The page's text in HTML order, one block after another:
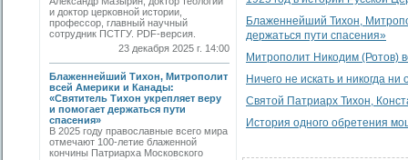
и доктор церковной истории,
профессор, главный научный
сотрудник ПСТГУ. PDF-версия.
23 декабря 2025 г. 14:00
Блаженнейший Тихон, Митрополит
всей Америки и Канады:
«Святитель Тихон укрепляет веру
и помогает держаться пути
спасения»
В 2025 году православные всего мира
отмечают 100-летие блаженной
кончины Патриарха Московского
Блаженнейший Тихон,
держаться пути спасения»
Митрополит Никодим (Ротов)
Ничего не искать и никогда ни
Святой Патриарх Тихон,
История одного обретения